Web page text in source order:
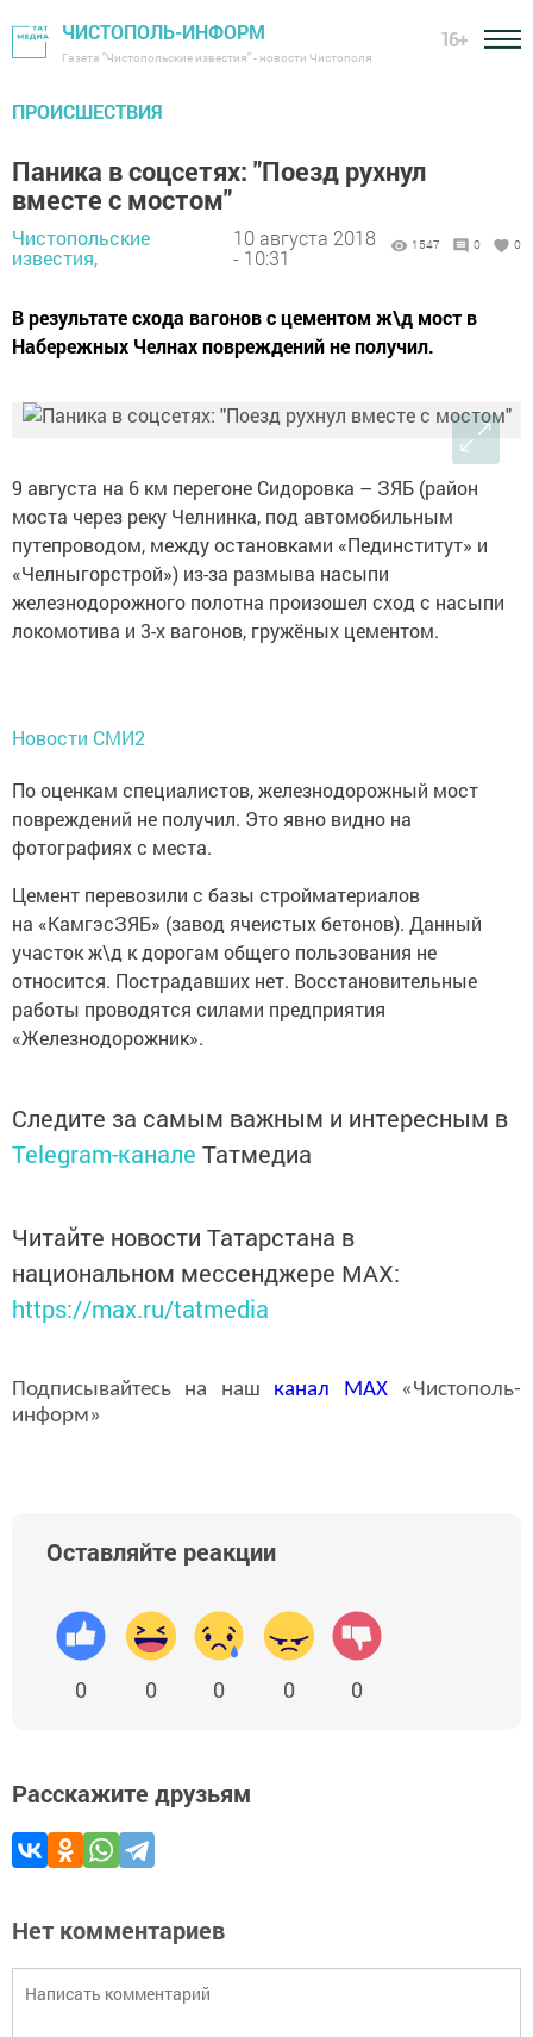
ЧИСТОПОЛЬ-ИНФОРМ
Газета "Чистопольские известия" - новости Чистополя
16+
ПРОИСШЕСТВИЯ
Паника в соцсетях: "Поезд рухнул
вместе с мостом"
Чистопольские
известия,
10 августа 2018
- 10:31
1547 0 0
В результате схода вагонов с цементом ж\д мост в
Набережных Челнах повреждений не получил.
9 августа на 6 км перегоне Сидоровка – ЗЯБ (район
моста через реку Челнинка, под автомобильным
путепроводом, между остановками «Пединститут» и
«Челныгорстрой») из-за размыва насыпи
железнодорожного полотна произошел сход с насыпи
локомотива и 3-х вагонов, гружёных цементом.
Новости СМИ2
По оценкам специалистов, железнодорожный мост
повреждений не получил. Это явно видно на
фотографиях с места.
Цемент перевозили с базы стройматериалов
на «КамгэсЗЯБ» (завод ячеистых бетонов). Данный
участок ж\д к дорогам общего пользования не
относится. Пострадавших нет. Восстановительные
работы проводятся силами предприятия
«Железнодорожник».
Следите за самым важным и интересным в
Telegram-канале Татмедиа
Читайте новости Татарстана в
национальном мессенджере MАХ:
https://max.ru/tatmedia
Подписывайтесь на наш канал MAX«Чистополь-
информ»
Оставляйте реакции
0 0 0 0 0
Расскажите друзьям
Нет комментариев